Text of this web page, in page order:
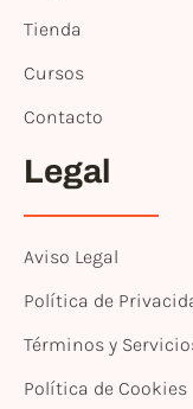
Tienda
Cursos
Contacto
Legal
Aviso Legal
Política de
Términos y
Política de Cookies